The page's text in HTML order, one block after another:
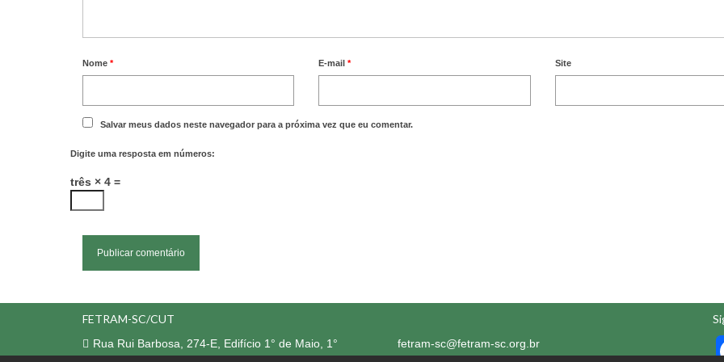
Nome * E-mail* Site
Salvar meus dados neste navegador para a próxima vez que eu comentar.
Digite uma resposta em números:
três × 4 =
FETRAM-SC/CUT
Rua Rui Barbosa, 274-E, Edifício 1° de Maio, 1°
fetram-sc@fetram-sc.org.br